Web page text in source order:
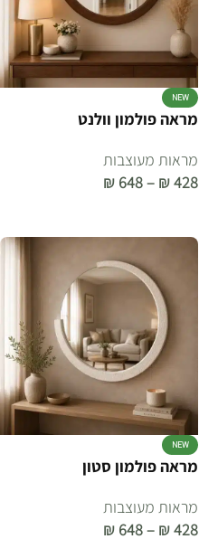
NEW
מראה פולמון וולנט
מראות מעוצבות
₪428
–
₪ 648
NEW
מראה פולמון סטון
מראות מעוצבות
₪428
–
₪ 648